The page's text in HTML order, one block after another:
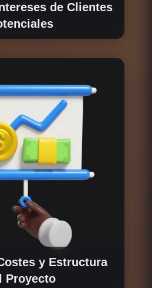
de Clientes
las necesidades
y Estructura
Proyecto